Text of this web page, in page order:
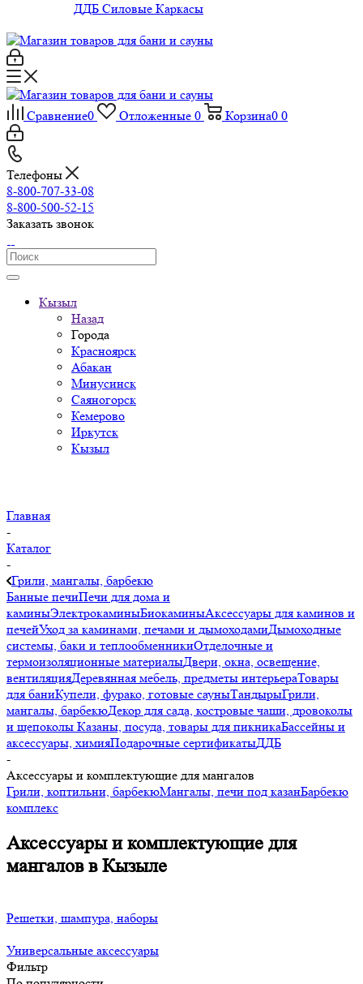
ДДБ Силовые Каркасы
Сравнение0 Отложенные 0 Корзина0 0
Телефоны
8-800-707-33-08
8-800-500-52-15
Заказать звонок
Кызыл
Назад
Города
Красноярск
Абакан
Минусинск
Саяногорск
Кемерово
Иркутск
Кызыл
Главная
-
Каталог
-
Грили, мангалы, барбекю
Банные печиПечи для дома и
каминыЭлектрокаминыБиокаминыАксессуары для каминов и
печейУход за каминами, печами и дымоходамиДымоходные
системы, баки и теплообменникиОтделочные и
термоизоляционные материалыДвери, окна, освещение,
вентиляцияДеревянная мебель, предметы интерьераТовары
для баниКупели, фурако, готовые сауныТандырыГрили,
мангалы, барбекюДекор для сада, костровые чаши, дровоколы
и щепоколы Казаны, посуда, товары для пикникаБассейны и
аксессуары, химияПодарочные сертификатыДДБ
-
Аксессуары и комплектующие для мангалов
Грили, коптильни, барбекюМангалы, печи под казанБарбекю
комплекс
Аксессуары и комплектующие для
мангалов в Кызыле
Решетки, шампура, наборы
Универсальные аксессуары
Фильтр